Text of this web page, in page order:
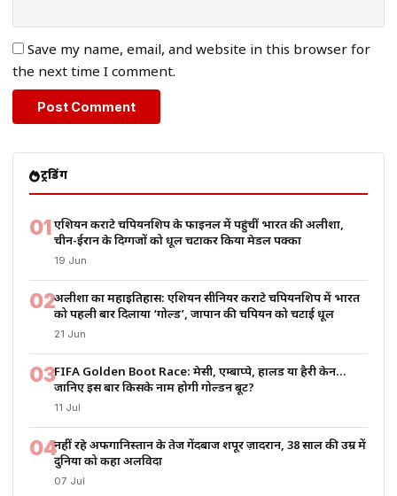
Save my name, email, and website in this browser for
the next time I comment.
ट्रेंडिंग
01एशियन कराटे चैंपियनशिप के फाइनल में पहुंचीं भारत की अलीशा,
चीन-ईरान के दिग्गजों को धूल चटाकर किया मेडल पक्का
19 Jun
02अलीशा का महाइतिहास: एशियन सीनियर कराटे चैंपियनशिप में भारत
को पहली बार दिलाया ‘गोल्ड’, जापान की चैंपियन को चटाई धूल
21 Jun
03FIFA Golden Boot Race: मेसी, एम्बाप्पे, हालैंड या हैरी केन…
जानिए इस बार किसके नाम होगी गोल्डन बूट?
11 Jul
04नहीं रहे अफगानिस्तान के तेज गेंदबाज शपूर ज़ादरान, 38 साल की उम्र में
दुनिया को कहा अलविदा
07 Jul